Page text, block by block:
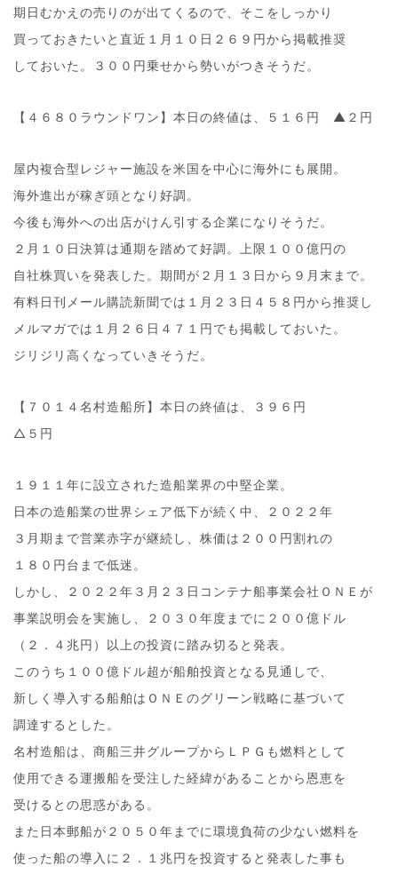
期日むかえの売りのが出てくるので、そこをしっかり
買っておきたいと直近１月１０日２６９円から掲載推奨
しておいた。３００円乗せから勢いがつきそうだ。
【４６８０ラウンドワン】本日の終値は、５１６円 ▲２円
屋内複合型レジャー施設を米国を中心に海外にも展開。
海外進出が稼ぎ頭となり好調。
今後も海外への出店がけん引する企業になりそうだ。
２月１０日決算は通期を踏めて好調。上限１００億円の
自社株買いを発表した。期間が２月１３日から９月末まで。
有料日刊メール購読新聞では１月２３日４５８円から推奨し
メルマガでは１月２６日４７１円でも掲載しておいた。
ジリジリ高くなっていきそうだ。
【７０１４名村造船所】本日の終値は、３９６円
△５円
１９１１年に設立された造船業界の中堅企業。
日本の造船業の世界シェア低下が続く中、２０２２年
３月期まで営業赤字が継続し、株価は２００円割れの
１８０円台まで低迷。
しかし、２０２２年３月２３日コンテナ船事業会社ＯＮＥが
事業説明会を実施し、２０３０年度までに２００億ドル
（２．４兆円）以上の投資に踏み切ると発表。
このうち１００億ドル超が船舶投資となる見通しで、
新しく導入する船舶はＯＮＥのグリーン戦略に基づいて
調達するとした。
名村造船は、商船三井グループからＬＰＧも燃料として
使用できる運搬船を受注した経緯があることから恩恵を
受けるとの思惑がある。
また日本郵船が２０５０年までに環境負荷の少ない燃料を
使った船の導入に２．１兆円を投資すると発表した事も